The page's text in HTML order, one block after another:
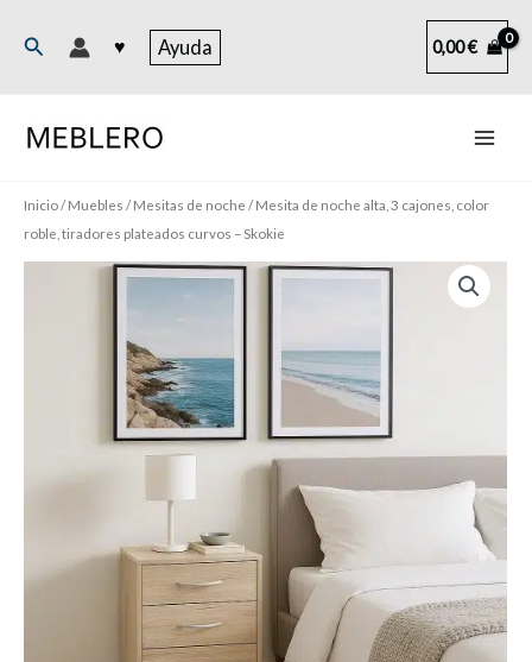
Buscar ♥ Ayuda 0,00€
Inicio/Muebles /Mesitas de noche / Mesita de noche alta, 3 cajones, color
roble, tiradores plateados curvos – Skokie